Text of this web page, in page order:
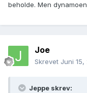
beholde. Men
Joe
Skrevet Juni 15,
Jeppe skrev: